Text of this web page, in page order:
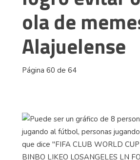
ola de
Alajuelense
Página 60 de 64